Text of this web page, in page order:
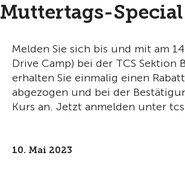
Muttertags-Special
Melden Sie sich bis und mit am
Drive Camp) bei der TCS Sektion
erhalten Sie einmalig einen
abgezogen und bei der
Kurs an. Jetzt anmelden unter
10. Mai 2023